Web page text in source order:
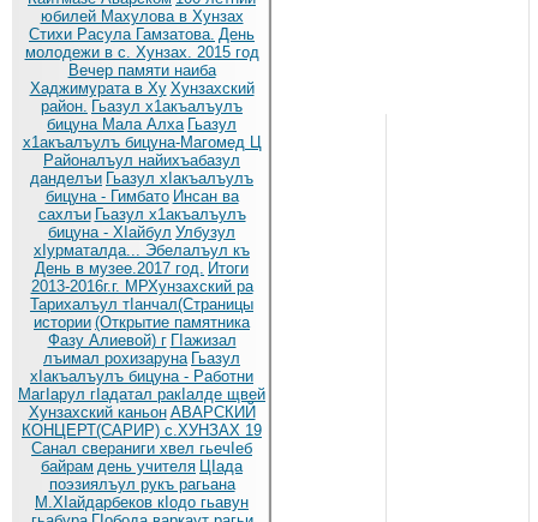
юбилей Махулова в Хунзах
Стихи Расула Гамзатова. День
молодежи в с. Хунзах. 2015 год
Вечер памяти наиба
Хаджимурата в Ху Хунзахский
район. Гьазул х1акъалъулъ
бицуна Мала Алха Гьазул
х1акъалъулъ бицуна-Магомед Ц
Районалъул найихъабазул
данделъи Гьазул хIакъалъулъ
бицуна - Гимбато Инсан ва
сахлъи Гьазул х1акъалъулъ
бицуна - ХIайбул Улбузул
хIурматалда... Эбелалъул къ
День в музее.2017 год. Итоги
2013-2016г.г. МРХунзахский ра
Тарихалъул тIанчал(Страницы
истории (Открытие памятника
Фазу Алиевой) г ГIажизал
лъимал рохизаруна Гьазул
хIакъалъулъ бицуна - Работни
МагIарул гIадатал ракIалде щвей
Хунзахский каньон АВАРСКИЙ
КОНЦЕРТ(САРИР) с.ХУНЗАХ 19
Санал свераниги хвел гьечIеб
байрам день учителя ЦIада
поэзиялъул рукъ рагьана
М.ХIайдарбеков кIодо гьавун